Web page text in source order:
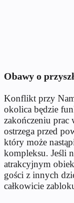
Obawy o
Konflikt przy
okolica będzie
zakończeniu
ostrzega przed
który może
kompleksu. Jeśli
atrakcyjnym
gości z innych
całkowicie